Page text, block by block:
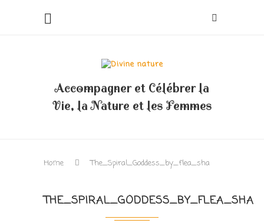
Accompagner et Célébrer la
Vie, la Nature et les Femmes
Home The_Spiral_Goddess_by_flea_sha
THE_SPIRAL_GODDESS_BY_FLEA_SHA